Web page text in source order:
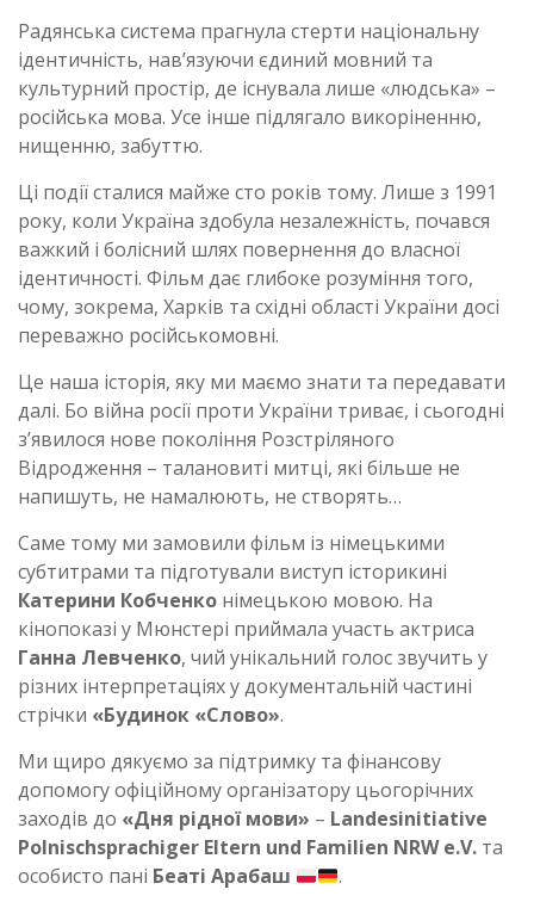
Радянська система прагнула стерти національну
ідентичність, нав’язуючи єдиний мовний та
культурний простір, де існувала лише «людська» –
російська мова. Усе інше підлягало викоріненню,
нищенню, забуттю.
Ці події сталися майже сто років тому. Лише з 1991
року, коли Україна здобула незалежність, почався
важкий і болісний шлях повернення до власної
ідентичності. Фільм дає глибоке розуміння того,
чому, зокрема, Харків та східні області України досі
переважно російськомовні.
Це наша історія, яку ми маємо знати та передавати
далі. Бо війна росії проти України триває, і сьогодні
з’явилося нове покоління Розстріляного
Відродження – талановиті митці, які більше не
напишуть, не намалюють, не створять…
Саме тому ми замовили фільм із німецькими
субтитрами та підготували виступ історикині
Катерини Кобченко німецькою мовою. На
кінопоказі у Мюнстері приймала участь актриса
Ганна Левченко, чий унікальний голос звучить у
різних інтерпретаціях у документальній частині
стрічки «Будинок «Слово».
Ми щиро дякуємо за підтримку та фінансову
допомогу офіційному організатору цьогорічних
заходів до «Дня рідної мови» – Landesinitiative
Polnischsprachiger Eltern und Familien NRW e.V. та
особисто пані Беаті Арабаш
.